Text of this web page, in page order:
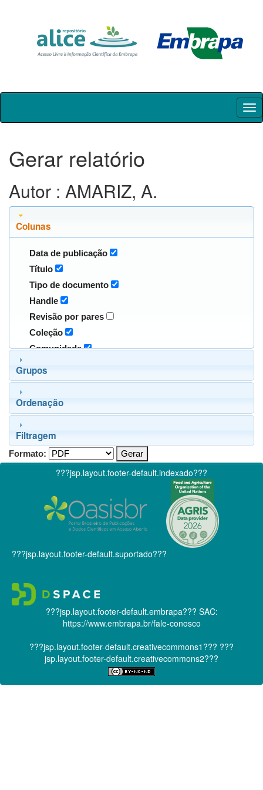
Skip
Gerar relatório
Autor : AMARIZ, A.
Colunas
Data de publicação
Título
Tipo de documento
Handle
Revisão por pares
Coleção
Comunidade
Grupos
Ordenação
Filtragem
Formato:
???jsp.layout.footer-default.indexado???
???jsp.layout.footer-default.suportado???
???jsp.layout.footer-default.embrapa??? SAC:
https://www.embrapa.br/fale-conosco
???jsp.layout.footer-default.creativecommons1??? ???
jsp.layout.footer-default.creativecommons2???